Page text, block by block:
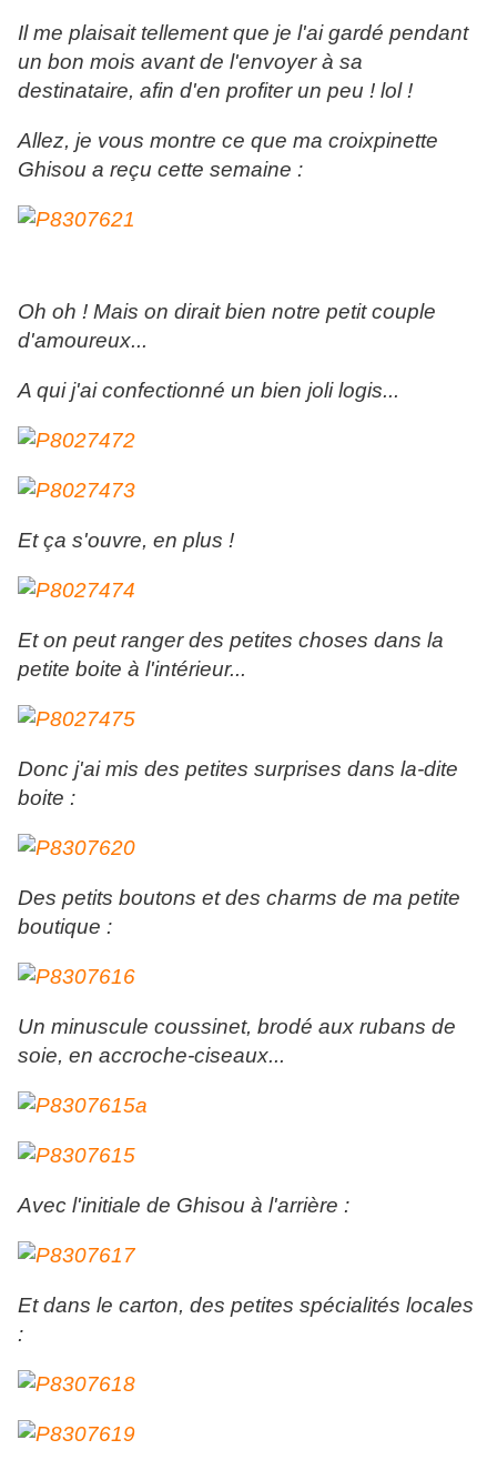
Il me plaisait tellement que je l'ai gardé pendant
un bon mois avant de l'envoyer à sa
destinataire, afin d'en profiter un peu ! lol !
Allez, je vous montre ce que ma croixpinette
Ghisou a reçu cette semaine :
Oh oh ! Mais on dirait bien notre petit couple
d'amoureux...
A qui j'ai confectionné un bien joli logis...
Et ça s'ouvre, en plus !
Et on peut ranger des petites choses dans la
petite boite à l'intérieur...
Donc j'ai mis des petites surprises dans la-dite
boite :
Des petits boutons et des charms de ma petite
boutique :
Un minuscule coussinet, brodé aux rubans de
soie, en accroche-ciseaux...
Avec l'initiale de Ghisou à l'arrière :
Et dans le carton, des petites spécialités locales
: